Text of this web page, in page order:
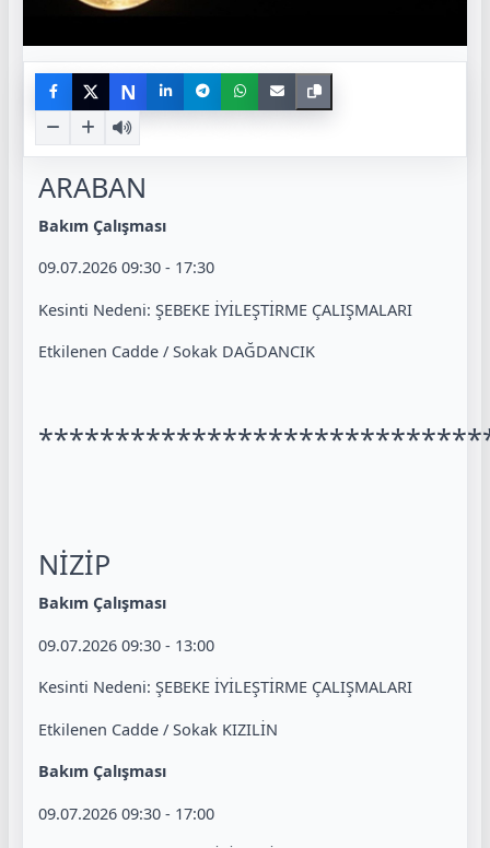
N
ARABAN
Bakım Çalışması
09.07.2026 09:30 - 17:30
Kesinti Nedeni: ŞEBEKE İYİLEŞTİRME ÇALIŞMALARI
Etkilenen Cadde / Sokak DAĞDANCIK
NİZİP
Bakım Çalışması
09.07.2026 09:30 - 13:00
Kesinti Nedeni: ŞEBEKE İYİLEŞTİRME ÇALIŞMALARI
Etkilenen Cadde / Sokak KIZILİN
Bakım Çalışması
09.07.2026 09:30 - 17:00